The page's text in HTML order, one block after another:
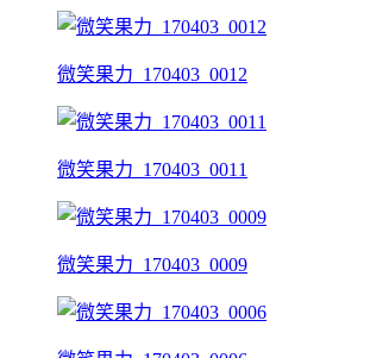
微笑果力_170403_0012
微笑果力_170403_0011
微笑果力_170403_0009